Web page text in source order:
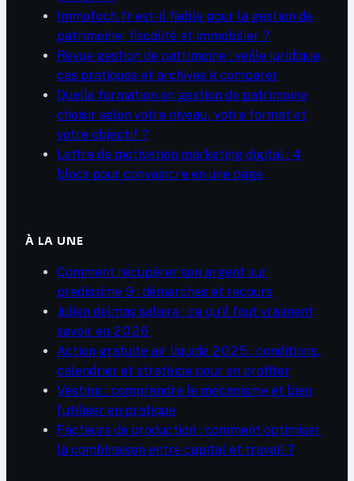
Immofoch.fr est-il fiable pour la gestion de
patrimoine, fiscalité et immobilier ?
Revue gestion de patrimoine : veille juridique,
cas pratiques et archives à comparer
Quelle formation en gestion de patrimoine
choisir selon votre niveau, votre format et
votre objectif ?
Lettre de motivation marketing digital : 4
blocs pour convaincre en une page
À LA UNE
Comment récupérer son argent sur
predissime 9 : démarches et recours
Julien delmas salaire : ce qu’il faut vraiment
savoir en 2026
Action gratuite air liquide 2025 : conditions,
calendrier et stratégie pour en profiter
Vesting : comprendre le mécanisme et bien
l’utiliser en pratique
Facteurs de production : comment optimiser
la combinaison entre capital et travail ?